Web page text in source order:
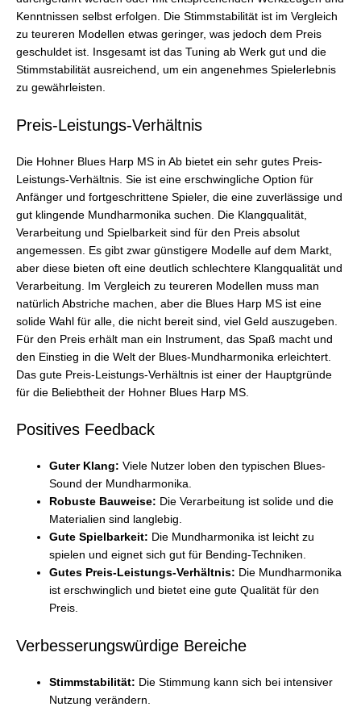
Kenntnissen selbst erfolgen. Die Stimmstabilität ist im Vergleich
zu teureren Modellen etwas geringer, was jedoch dem Preis
geschuldet ist. Insgesamt ist das Tuning ab Werk gut und die
Stimmstabilität ausreichend, um ein angenehmes Spielerlebnis
zu gewährleisten.
Preis-Leistungs-Verhältnis
Die Hohner Blues Harp MS in Ab bietet ein sehr gutes Preis-
Leistungs-Verhältnis. Sie ist eine erschwingliche Option für
Anfänger und fortgeschrittene Spieler, die eine zuverlässige und
gut klingende Mundharmonika suchen. Die Klangqualität,
Verarbeitung und Spielbarkeit sind für den Preis absolut
angemessen. Es gibt zwar günstigere Modelle auf dem Markt,
aber diese bieten oft eine deutlich schlechtere Klangqualität und
Verarbeitung. Im Vergleich zu teureren Modellen muss man
natürlich Abstriche machen, aber die Blues Harp MS ist eine
solide Wahl für alle, die nicht bereit sind, viel Geld auszugeben.
Für den Preis erhält man ein Instrument, das Spaß macht und
den Einstieg in die Welt der Blues-Mundharmonika erleichtert.
Das gute Preis-Leistungs-Verhältnis ist einer der Hauptgründe
für die Beliebtheit der Hohner Blues Harp MS.
Positives Feedback
Guter Klang: Viele Nutzer loben den typischen Blues-
Sound der Mundharmonika.
Robuste Bauweise: Die Verarbeitung ist solide und die
Materialien sind langlebig.
Gute Spielbarkeit: Die Mundharmonika ist leicht zu
spielen und eignet sich gut für Bending-Techniken.
Gutes Preis-Leistungs-Verhältnis: Die Mundharmonika
ist erschwinglich und bietet eine gute Qualität für den
Preis.
Verbesserungswürdige Bereiche
Stimmstabilität: Die Stimmung kann sich bei intensiver
Nutzung verändern.